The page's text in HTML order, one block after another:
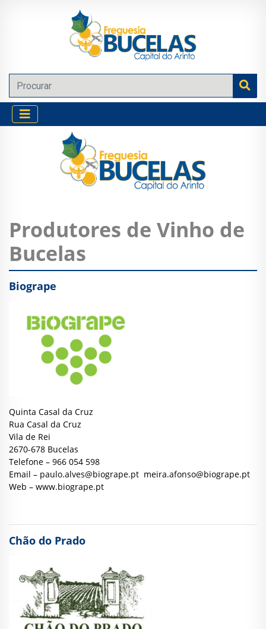
Produtores de Vinho de
Bucelas
Biogrape
Quinta Casal da Cruz
Rua Casal da Cruz
Vila de Rei
2670-678 Bucelas
Telefone – 966 054 598
Email – paulo.alves@biogrape.pt meira.afonso@biogrape.pt
Web – www.biogrape.pt
Chão do Prado